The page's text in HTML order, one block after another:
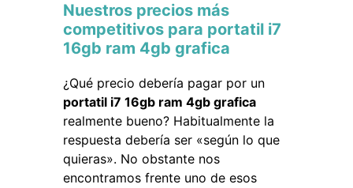
Nuestros precios más
competitivos para portatil i7
16gb ram 4gb grafica
¿Qué precio debería pagar por un
portatil i7 16gb ram 4gb grafica
realmente bueno? Habitualmente la
respuesta debería ser «según lo que
quieras». No obstante nos
encontramos frente uno de esos